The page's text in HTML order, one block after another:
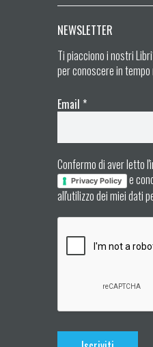
NEWSLETTER
Ti piacciono i nostri
per conoscere in
Email *
Confermo di aver letto
Privacy Policy
e
all'utilizzo dei miei dati